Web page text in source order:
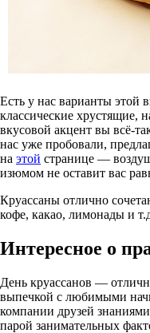
Есть у нас варианты
классические хрустящие,
вкусовой акцент вы всё-
нас уже пробовали,
на этой странице —
изюмом не оставит вас
Круассаны отлично
кофе, какао, лимонады и
Интересное о
День круассанов —
выпечкой с любимыми
компании друзей
парой занимательных